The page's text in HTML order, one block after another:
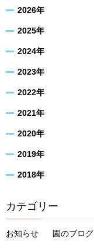
2026年
2025年
2024年
2023年
2022年
2021年
2020年
2019年
2018年
カテゴリー
お知らせ 園のブログ